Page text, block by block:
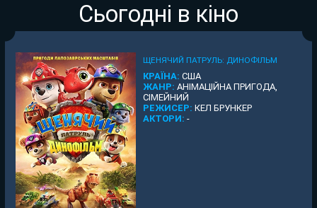
Сьогодні в кіно
ЩЕНЯЧИЙ ПАТРУЛЬ: ДИНОФІЛЬМ
КРАЇНА: США
ЖАНР: АНІМАЦІЙНА ПРИГОДА,
СІМЕЙНИЙ
РЕЖИСЕР: КЕЛ БРУНКЕР
АКТОРИ: -